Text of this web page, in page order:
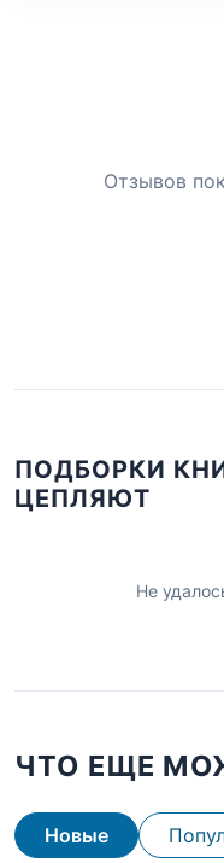
Отзывов
ПОДБОРКИ
ЦЕПЛЯЮТ
Не
ЧТО ЕЩЕ
Новые